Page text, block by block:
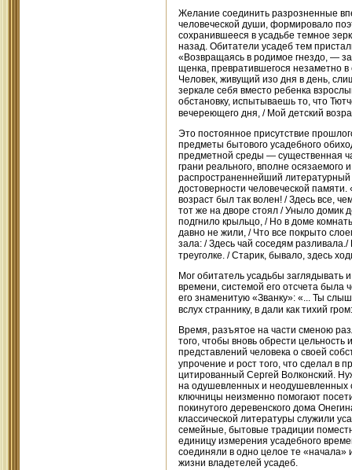
Желание соединить разрозненные
человеческой души, формировало
сохранившееся в усадьбе темное
назад. Обитатели усадеб тем
«Возвращаясь в родимое гнездо, —
щенка, превратившегося незаметно
Человек, живущий изо дня в день,
зеркале себя вместо ребенка
обстановку, испытываешь то, что
вечереющего дня, / Мой детский
Это постоянное присутствие
предметы бытового усадебного
предметной среды — существенная
грани реального, вполне
распространеннейший
достоверности человеческой
возраст был так волен! / Здесь все,
тот же на дворе стоял / Уныло домик
подгнило крыльцо, / Но в доме
давно не жили, / Что все покрыто
зала: / Здесь чай соседям
треуголке. / Старик, бывало, здесь
Мог обитатель усадьбы заглядывать
времени, системой его отсчета была
его знаменитую «Званку»: «... Ты
вслух страннику, в дали как тихий
Время, разъятое на части сменою
того, чтобы вновь обрести
представлений человека о своей
упрочение и рост того, что сделал в
цитированный Сергей Волконский.
на одушевленных и неодушевленных
ключницы неизменно помогают
покинутого деревенского дома
классической литературы служили
семейные, бытовые традиции
единицу измерения усадебного
соединяли в одно целое те «начала»
жизни владетелей усадеб.